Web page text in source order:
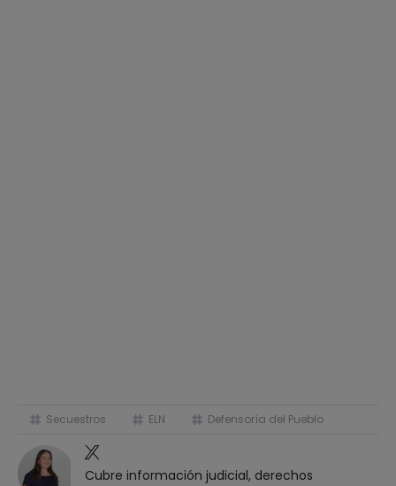
Secuestros ELN Defensoría del Pueblo
Cubre información judicial, derechos